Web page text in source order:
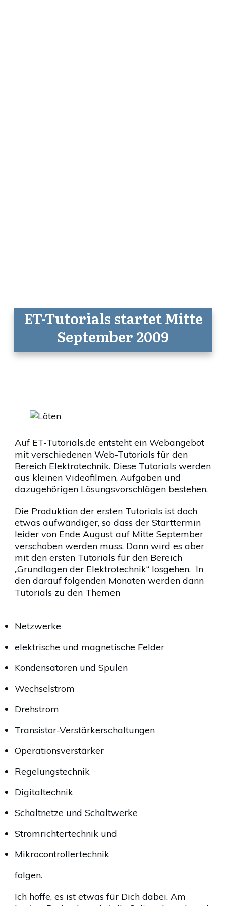
ET-Tutorials startet Mitte
September 2009
Auf ET-Tutorials.de entsteht ein Webangebot
mit verschiedenen Web-Tutorials für den
Bereich Elektrotechnik. Diese Tutorials werden
aus kleinen Videofilmen, Aufgaben und
dazugehörigen Lösungsvorschlägen bestehen.
Die Produktion der ersten Tutorials ist doch
etwas aufwändiger, so dass der Starttermin
leider von Ende August auf Mitte September
verschoben werden muss. Dann wird es aber
mit den ersten Tutorials für den Bereich
„Grundlagen der Elektrotechnik“ losgehen. In
den darauf folgenden Monaten werden dann
Tutorials zu den Themen
Netzwerke
elektrische und magnetische Felder
Kondensatoren und Spulen
Wechselstrom
Drehstrom
Transistor-Verstärkerschaltungen
Operationsverstärker
Regelungstechnik
Digitaltechnik
Schaltnetze und Schaltwerke
Stromrichtertechnik und
Mikrocontrollertechnik
folgen.
Ich hoffe, es ist etwas für Dich dabei. Am